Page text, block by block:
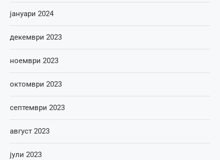
јануари 2024
декември 2023
ноември 2023
октомври 2023
септември 2023
август 2023
јули 2023